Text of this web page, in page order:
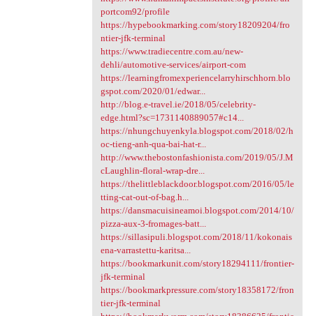
portcom92/profile
https://hypebookmarking.com/story18209204/fro
ntier-jfk-terminal
https://www.tradiecentre.com.au/new-
dehli/automotive-services/airport-com
https://learningfromexperiencelarryhirschhorn.blo
gspot.com/2020/01/edwar...
http://blog.e-travel.ie/2018/05/celebrity-
edge.html?sc=1731140889057#c14...
https://nhungchuyenkyla.blogspot.com/2018/02/h
oc-tieng-anh-qua-bai-hat-r...
http://www.thebostonfashionista.com/2019/05/J.M
cLaughlin-floral-wrap-dre...
https://thelittleblackdoor.blogspot.com/2016/05/le
tting-cat-out-of-bag.h...
https://dansmacuisineamoi.blogspot.com/2014/10/
pizza-aux-3-fromages-batt...
https://sillasipuli.blogspot.com/2018/11/kokonais
ena-varrastettu-karitsa...
https://bookmarkunit.com/story18294111/frontier-
jfk-terminal
https://bookmarkpressure.com/story18358172/fron
tier-jfk-terminal